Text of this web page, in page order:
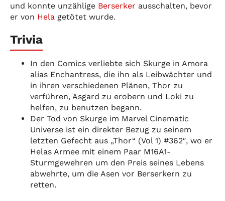
und konnte unzählige Berserker ausschalten, bevor
er von Hela getötet wurde.
Trivia
In den Comics verliebte sich Skurge in Amora
alias Enchantress, die ihn als Leibwächter und
in ihren verschiedenen Plänen, Thor zu
verführen, Asgard zu erobern und Loki zu
helfen, zu benutzen begann.
Der Tod von Skurge im Marvel Cinematic
Universe ist ein direkter Bezug zu seinem
letzten Gefecht aus „Thor“ (Vol 1) #362″, wo er
Helas Armee mit einem Paar M16A1-
Sturmgewehren um den Preis seines Lebens
abwehrte, um die Asen vor Berserkern zu
retten.